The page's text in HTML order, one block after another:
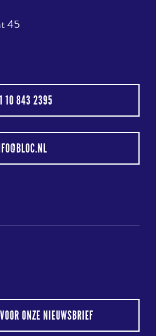
45
10 843 2395
ONZE NIEUWSBRIEF